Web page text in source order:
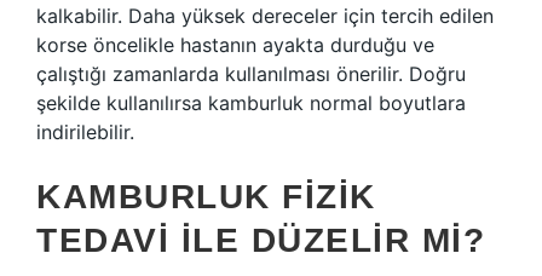
kalkabilir. Daha yüksek dereceler için tercih edilen
korse öncelikle hastanın ayakta durduğu ve
çalıştığı zamanlarda kullanılması önerilir. Doğru
şekilde kullanılırsa kamburluk normal boyutlara
indirilebilir.
KAMBURLUK FIZIK
TEDAVI ILE DÜZELIR MI?